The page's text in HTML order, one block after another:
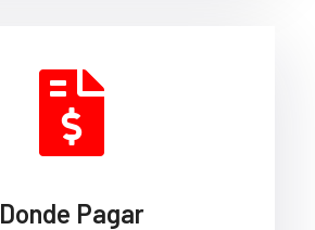
Donde Pagar